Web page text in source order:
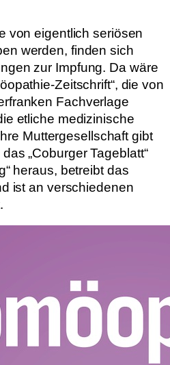
von eigentlich seriösen
werden, finden sich
zur Impfung. Da wäre
Zeitschrift“, die von
Fachverlage
etliche medizinische
Muttergesellschaft gibt
„Coburger Tageblatt“
heraus, betreibt das
ist an verschiedenen